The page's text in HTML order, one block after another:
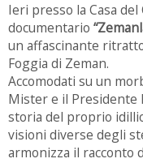
Ieri presso la Casa
documentario
un affascinante
Foggia di Zeman.
Accomodati su un
Mister e il Presidente
storia del proprio
visioni diverse degli
armonizza il racconto